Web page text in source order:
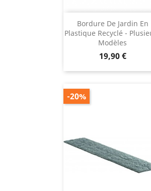
Bordure De Jardin En
Plastique Recyclé -
Modèles
Prix
19,90 €
-20%